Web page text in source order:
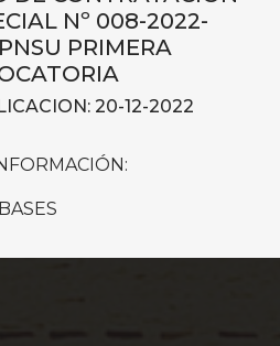
Nº 008-2022-
PRIMERA
20-12-2022